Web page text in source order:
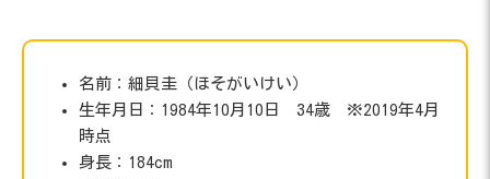
名前：細貝圭（ほそがいけい）
生年月日：1984年10月10日 34歳 ※2019年4月
時点
身長：184cm